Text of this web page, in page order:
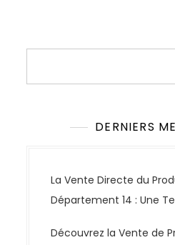
DERNIERS
La Vente Directe du
Département 14 : Une
Découvrez la Vente de